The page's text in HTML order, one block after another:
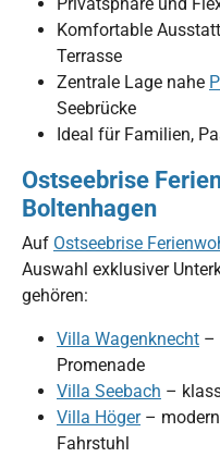
Komfortable
Terrasse
Zentrale Lage nahe
Seebrücke
Ideal für Familien,
Ostseebrise
Boltenhagen
Auf Ostseebrise
Auswahl exklusiver
gehören:
Villa Wagenknecht –
Promenade
Villa Seebach –
Villa Höger–
Fahrstuhl